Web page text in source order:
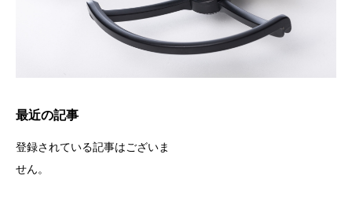
最近の記事
登録されている記事はございま
せん。